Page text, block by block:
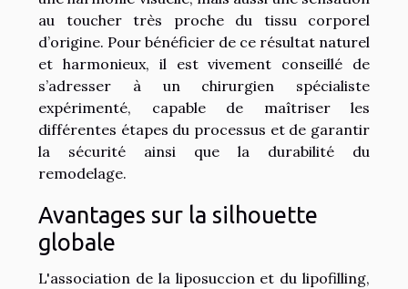
au toucher très proche du tissu corporel
d’origine. Pour bénéficier de ce résultat naturel
et harmonieux, il est vivement conseillé de
s’adresser à un chirurgien spécialiste
expérimenté, capable de maîtriser les
différentes étapes du processus et de garantir
la sécurité ainsi que la durabilité du
remodelage.
Avantages sur la silhouette
globale
L'association de la liposuccion et du lipofilling,